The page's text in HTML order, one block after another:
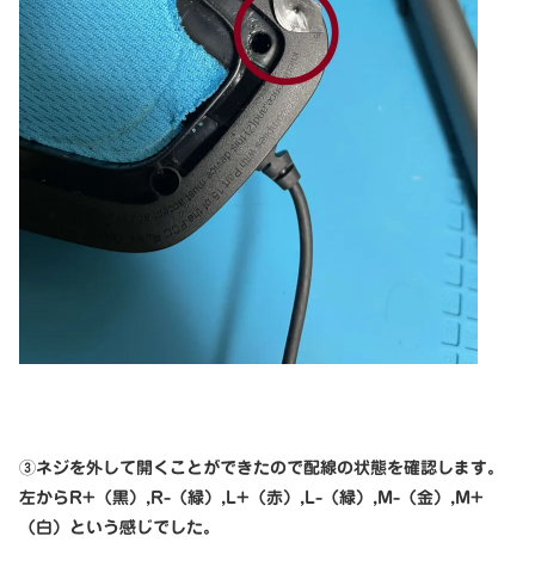
③ネジを外して開くことができたので配線の状態を確認します。
左からR+（黒）,R-（緑）,L+（赤）,L-（緑）,M-（金）,M+
（白）という感じでした。